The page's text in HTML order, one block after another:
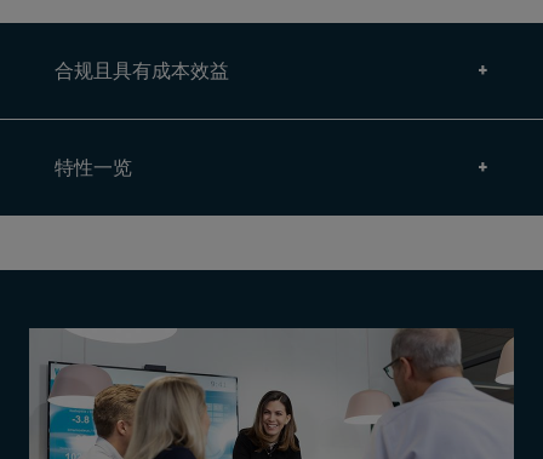
合规且具有成本效益
特性一览